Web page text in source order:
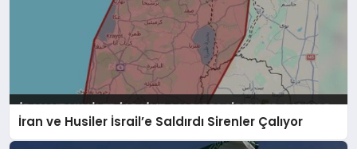
İran ve Husiler İsrail’e Saldırdı Sirenler Çalıyor